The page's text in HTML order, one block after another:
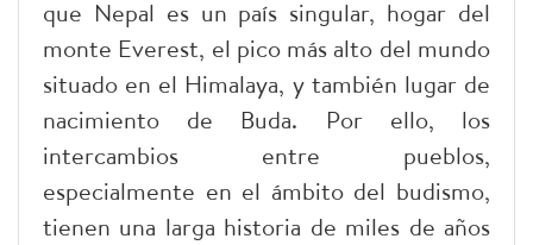
que Nepal es un país singular, hogar del
monte Everest, el pico más alto del mundo
situado en el Himalaya, y también lugar de
nacimiento de Buda. Por ello, los
intercambios entre pueblos,
especialmente en el ámbito del budismo,
tienen una larga historia de miles de años